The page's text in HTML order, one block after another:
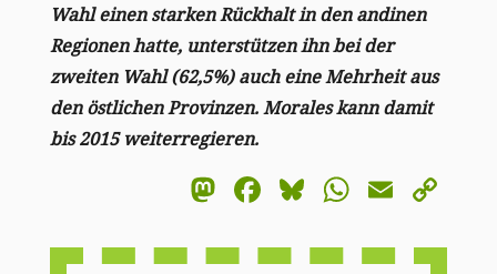
Wahl einen starken Rückhalt in den andinen
Regionen hatte, unterstützen ihn bei der
zweiten Wahl (62,5%) auch eine Mehrheit aus
den östlichen Provinzen. Morales kann damit
bis 2015 weiterregieren.
Mastodon
Facebook
BlueskyEmail